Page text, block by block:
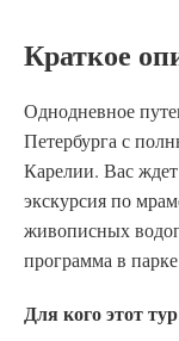
Краткое
Однодневное
Петербурга с
Карелии. Вас ждет
экскурсия по
живописных
программа в
Для кого этот